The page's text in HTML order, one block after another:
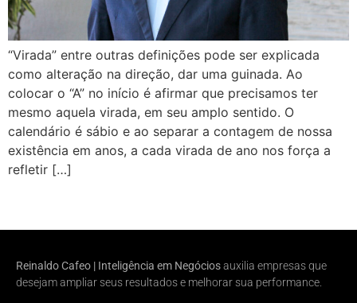
“Virada” entre outras definições pode ser explicada
como alteração na direção, dar uma guinada. Ao
colocar o “A” no início é afirmar que precisamos ter
mesmo aquela virada, em seu amplo sentido. O
calendário é sábio e ao separar a contagem de nossa
existência em anos, a cada virada de ano nos força a
refletir […]
Reinaldo Cafeo | Inteligência em Negóciosauxilia empresas que
desejam ampliar seus resultados e melhorar sua performance.